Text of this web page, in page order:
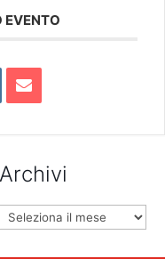
EVENTO
Archivi
Archivi